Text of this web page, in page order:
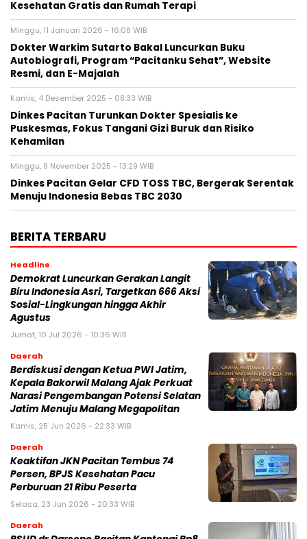
Kesehatan Gratis dan Rumah Terapi
Minggu, 11 Januari 2026 - 16:08 WIB
Dokter Warkim Sutarto Bakal Luncurkan Buku
Autobiografi, Program “Pacitanku Sehat”, Website
Resmi, dan E-Majalah
Kamis, 4 Desember 2025 - 08:33 WIB
Dinkes Pacitan Turunkan Dokter Spesialis ke
Puskesmas, Fokus Tangani Gizi Buruk dan Risiko
Kehamilan
Minggu, 9 November 2025 - 13:29 WIB
Dinkes Pacitan Gelar CFD TOSS TBC, Bergerak Serentak
Menuju Indonesia Bebas TBC 2030
BERITA TERBARU
Headline
Demokrat Luncurkan Gerakan Langit
Biru Indonesia Asri, Targetkan 666 Aksi
Sosial-Lingkungan hingga Akhir
Agustus
Jumat, 10 Jul 2026 - 10:36 WIB
Daerah
Berdiskusi dengan Ketua PWI Jatim,
Kepala Bakorwil Malang Ajak Perkuat
Narasi Pengembangan Potensi Selatan
Jatim Menuju Malang Megapolitan
Kamis, 25 Jun 2026 - 22:33 WIB
Daerah
Keaktifan JKN Pacitan Tembus 74
Persen, BPJS Kesehatan Pacu
Perburuan 21 Ribu Peserta
Selasa, 23 Jun 2026 - 20:33 WIB
Daerah